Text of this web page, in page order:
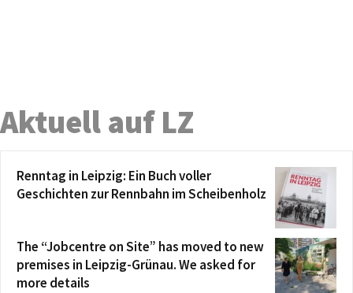
Aktuell auf LZ
Renntag in Leipzig: Ein Buch voller
Geschichten zur Rennbahn im Scheibenholz
The “Jobcentre on Site” has moved to new
premises in Leipzig-Grünau. We asked for
more details